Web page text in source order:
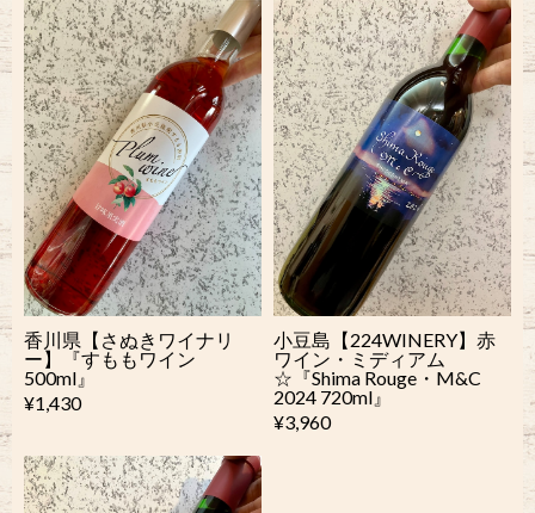
香川県【さぬきワイナリ
ー】『すももワイン
500ml』
¥1,430
小豆島【224WINERY】赤
ワイン・ミディアム
☆『Shima Rouge・M&C
2024 720ml』
¥3,960